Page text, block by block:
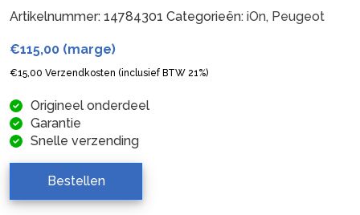
Artikelnummer: 14784301 Categorieën: iOn, Peugeot
€115,00 (marge)
€15,00 Verzendkosten (inclusief BTW 21%)
Origineel onderdeel
Garantie
Snelle verzending
Bestellen